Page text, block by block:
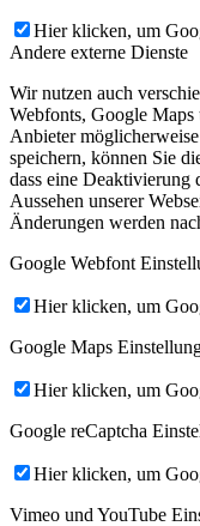
Hier klicken, um
Andere externe Dienste
Wir nutzen auch
Webfonts, Google Maps
Anbieter
speichern, können Sie
dass eine Deaktivierung
Aussehen unserer
Änderungen werden
Google Webfont
Hier klicken, um
Google Maps
Hier klicken, um
Google reCaptcha
Hier klicken, um
Vimeo und YouTube